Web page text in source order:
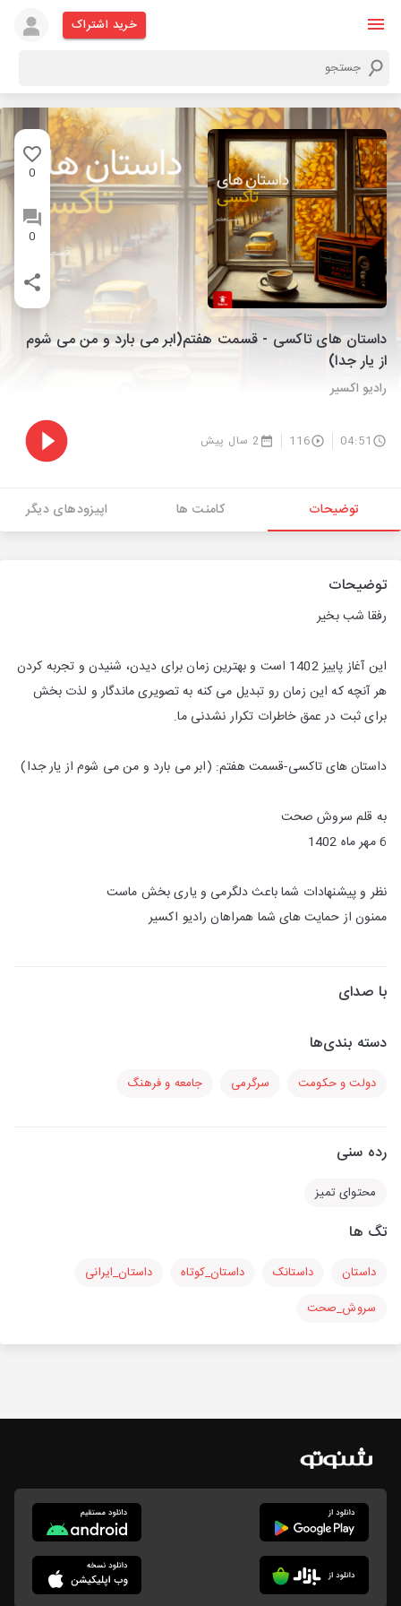
خرید اشتراک
0
0
داستان های تاکسی - قسمت هفتم(ابر می بارد و من می شوم
از یار جدا)
رادیو اکسیر
04:51
116 2 سال پیش
توضیحات کامنت ها اپیزودهای دیگر
توضیحات
رفقا شب بخیر
این آغاز پاییز 1402 است و بهترین زمان برای دیدن، شنیدن و تجربه کردن
هر آنچه که این زمان رو تبدیل می کنه به تصویری ماندگار و لذت بخش
برای ثبت در عمق خاطرات تکرار نشدنی ما.
داستان های تاکسی-قسمت هفتم: (ابر می بارد و من می شوم از یار جدا)
به قلم سروش صحت
6 مهر ماه 1402
نظر و پیشنهادات شما باعث دلگرمی و یاری بخش ماست
ممنون از حمایت های شما همراهان رادیو اکسیر
با صدای
دسته بندی‌ها
دولت و حکومت سرگرمی جامعه و فرهنگ
رده سنی
محتوای تمیز
تگ ها
داستان داستانک داستان_کوتاه
داستان_ایرانی
سروش_صحت